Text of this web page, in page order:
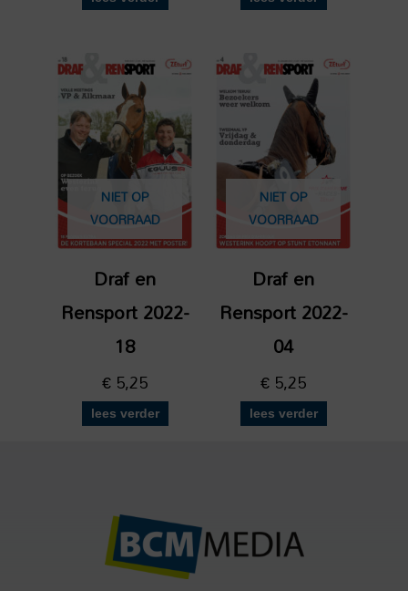
NIET OP
VOORRAAD
Draf en
Rensport 2022-
18
€5,25
lees verder
NIET OP
VOORRAAD
Draf en
Rensport 2022-
04
€5,25
lees verder